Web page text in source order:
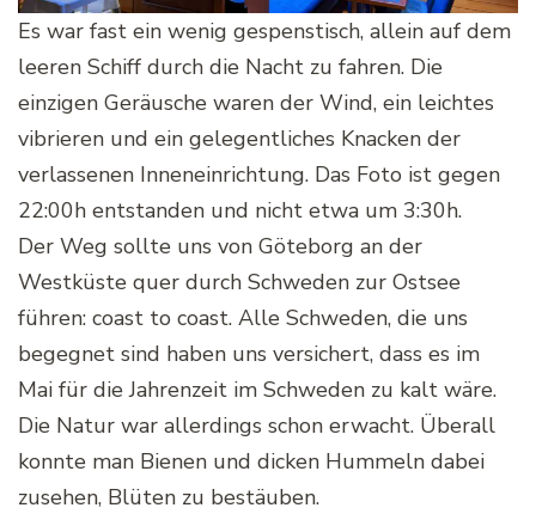
Es war fast ein wenig gespenstisch, allein auf dem
leeren Schiff durch die Nacht zu fahren. Die
einzigen Geräusche waren der Wind, ein leichtes
vibrieren und ein gelegentliches Knacken der
verlassenen Inneneinrichtung. Das Foto ist gegen
22:00h entstanden und nicht etwa um 3:30h.
Der Weg sollte uns von Göteborg an der
Westküste quer durch Schweden zur Ostsee
führen: coast to coast. Alle Schweden, die uns
begegnet sind haben uns versichert, dass es im
Mai für die Jahrenzeit im Schweden zu kalt wäre.
Die Natur war allerdings schon erwacht. Überall
konnte man Bienen und dicken Hummeln dabei
zusehen, Blüten zu bestäuben.